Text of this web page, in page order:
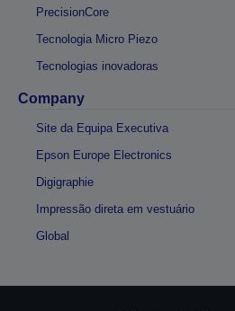
PrecisionCore
Tecnologia Micro Piezo
Tecnologias inovadoras
Company
Site da Equipa Executiva
Epson Europe Electronics
Digigraphie
Impressão direta em vestuário
Global